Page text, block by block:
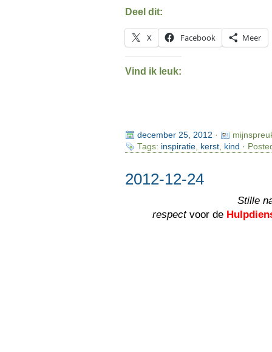
Deel dit:
X Facebook Meer
Vind ik leuk:
december 25, 2012 ·
Tags: inspiratie, kerst, kind ·
2012-12-24
Stille
respectvoor de